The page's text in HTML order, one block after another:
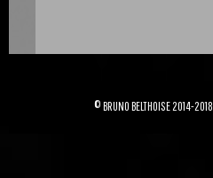
© BRUNO BELTHOISE 2014-2018